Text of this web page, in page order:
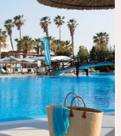
Circuit
Week-end